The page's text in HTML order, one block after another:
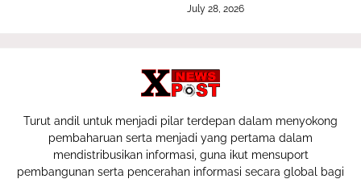
July 28, 2026
Turut andil untuk menjadi pilar terdepan dalam menyokong
pembaharuan serta menjadi yang pertama dalam
mendistribusikan informasi, guna ikut mensuport
pembangunan serta pencerahan informasi secara global bagi